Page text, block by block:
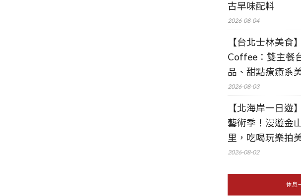
古早味配料
2026-08-04
【台北士林美食
Coffee：雙主餐
品、甜點療癒系
2026-08-03
【北海岸一日遊
藝術季！漫遊金
里，吃喝玩樂拍
2026-08-02
休息